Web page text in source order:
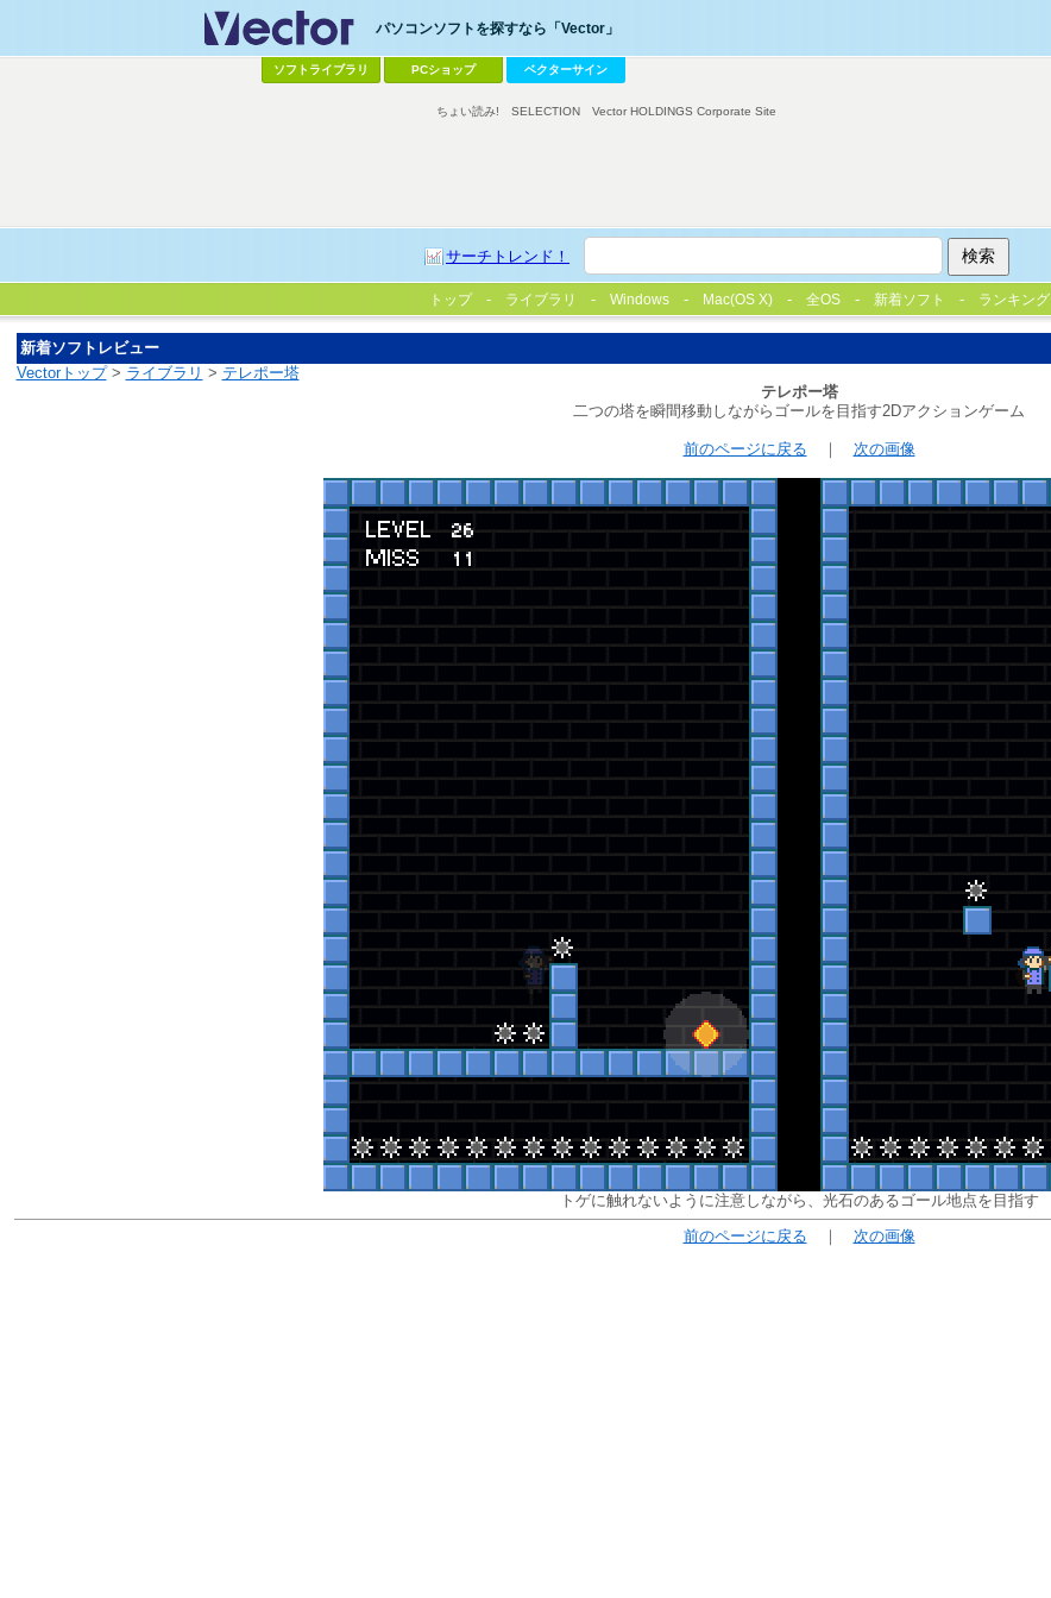
パソコンソフトを探すなら「Vector」
ソフトライブラリ PCショップ ベクターサイン
サーチトレンド！
ちょい読み! SELECTION Vector HOLDINGS Corporate Site
トップ ライブラリ Windows Mac(OS X) 全OS 新着ソフト ランキング
新着ソフトレビュー
Vectorトップ> ライブラリ > テレポー塔
テレポー塔
二つの塔を瞬間移動しながらゴールを目指す2Dアクションゲーム
前のページに戻る ｜ 次の画像
トゲに触れないように注意しながら、光石のあるゴール地点を目指す
前のページに戻る ｜ 次の画像